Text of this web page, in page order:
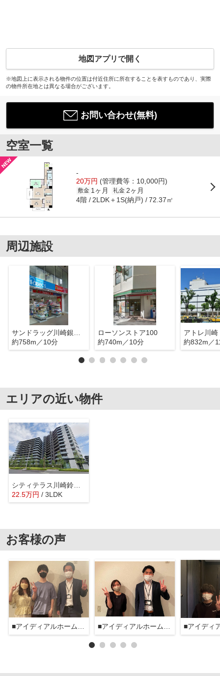
地図アプリで開く
※地図上に表示される物件の位置は付近住所に所在することを表すものであり、実際
の物件所在地とは異なる場合がございます。
お問い合わせ(無料)
空室一覧
-
20万円 (管理費等：10,000円)
敷金 1ヶ月 礼金 2ヶ月
4階 2LDK＋1S(納戸) 72.37㎡
周辺施設
約758m／10分
ローソンストア100
約740m／10分
アトレ川崎
約832m／
エリアの近い物件
シティテラス川崎鈴木町グランドシーズンズ
22.5万円 / 3LDK
お客様の声